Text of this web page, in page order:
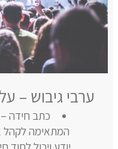
ערבי גיבוש –
כתב חידה –
המתאימה לקהל